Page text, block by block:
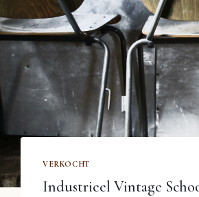
VERKOCHT
Industrieel Vintage